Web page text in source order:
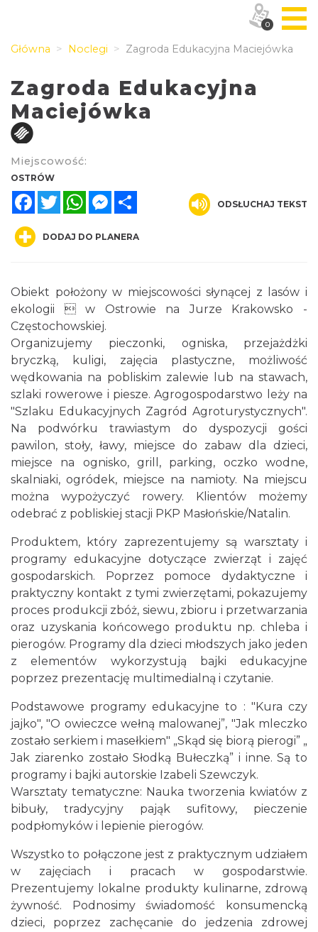
Główna Noclegi Zagroda Edukacyjna Maciejówka
Zagroda Edukacyjna
Maciejówka
Miejscowość:
OSTRÓW
FacebookTwitterWhatsAppMessenger
ODSŁUCHAJ TEKST
DODAJ DO PLANERA
Obiekt położony w miejscowości słynącej z lasów i
ekologii  w Ostrowie na Jurze Krakowsko -
Częstochowskiej.
Organizujemy pieczonki, ogniska, przejażdżki
bryczką, kuligi, zajęcia plastyczne, możliwość
wędkowania na pobliskim zalewie lub na stawach,
szlaki rowerowe i piesze. Agrogospodarstwo leży na
"Szlaku Edukacyjnych Zagród Agroturystycznych".
Na podwórku trawiastym do dyspozycji gości
pawilon, stoły, ławy, miejsce do zabaw dla dzieci,
miejsce na ognisko, grill, parking, oczko wodne,
skalniaki, ogródek, miejsce na namioty. Na miejscu
można wypożyczyć rowery. Klientów możemy
odebrać z pobliskiej stacji PKP Masłońskie/Natalin.
Produktem, który zaprezentujemy są warsztaty i
programy edukacyjne dotyczące zwierząt i zajęć
gospodarskich. Poprzez pomoce dydaktyczne i
praktyczny kontakt z tymi zwierzętami, pokazujemy
proces produkcji zbóż, siewu, zbioru i przetwarzania
oraz uzyskania końcowego produktu np. chleba i
pierogów. Programy dla dzieci młodszych jako jeden
z elementów wykorzystują bajki edukacyjne
poprzez prezentację multimedialną i czytanie.
Podstawowe programy edukacyjne to : "Kura czy
jajko", "O owieczce wełną malowanej”, "Jak mleczko
zostało serkiem i masełkiem" „Skąd się biorą pierogi” „
Jak ziarenko zostało Słodką Bułeczką” i inne. Są to
programy i bajki autorskie Izabeli Szewczyk.
Warsztaty tematyczne: Nauka tworzenia kwiatów z
bibuły, tradycyjny pająk sufitowy, pieczenie
podpłomyków i lepienie pierogów.
Wszystko to połączone jest z praktycznym udziałem
w zajęciach i pracach w gospodarstwie.
Prezentujemy lokalne produkty kulinarne, zdrową
żywność. Podnosimy świadomość konsumencką
dzieci, poprzez zachęcanie do jedzenia zdrowej
0